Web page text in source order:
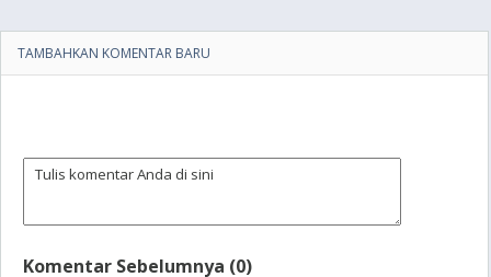
TAMBAHKAN KOMENTAR BARU
Komentar Sebelumnya (0)